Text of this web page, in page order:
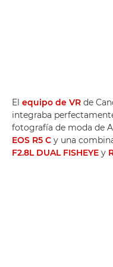
El equipo de VR de
integraba
fotografía de moda de
EOS R5 C y una
F2.8L DUAL FISHEYE y